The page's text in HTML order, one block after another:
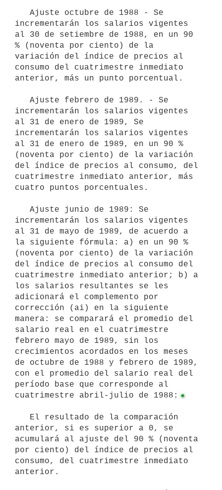
incrementarán los salarios vigentes
al 30 de setiembre de 1988, en un 90
% (noventa por ciento) de la
variación del índice de precios al
consumo del cuatrimestre inmediato
anterior, más un punto porcentual.
incrementarán los salarios vigentes
al 31 de enero de 1989, Se
incrementarán los salarios vigentes
al 31 de enero de 1989, en un 90 %
(noventa por ciento) de la variación
del índice de precios al consumo, del
cuatrimestre inmediato anterior, más
cuatro puntos porcentuales.
incrementarán los salarios vigentes
al 31 de mayo de 1989, de acuerdo a
la siguiente fórmula: a) en un 90 %
(noventa por ciento) de la variación
del índice de precios al consumo del
cuatrimestre inmediato anterior; b) a
los salarios resultantes se les
adicionará el complemento por
corrección (ai) en la siguiente
manera: se comparará el promedio del
salario real en el cuatrimestre
febrero mayo de 1989, sin los
crecimientos acordados en los meses
de octubre de 1988 y febrero de 1989,
con el promedio del salario real del
período base que corresponde al
cuatrimestre abril-julio de 1988:
anterior, si es superior a 0, se
acumulará al ajuste del 90 % (noventa
por ciento) del índice de precios al
consumo, del cuatrimestre inmediato
anterior.